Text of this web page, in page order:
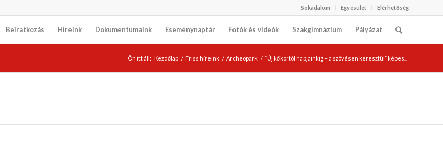
Sokadalom Egyesület Elérhetőség
Beiratkozás Híreink Dokumentumaink Eseménynaptár Fotók és videók Szakgimnázium Pályázat
Ön itt áll: Kezdőlap / Friss híreink / Archeopark / “Új kőkortól napjainkig – a szövésen keresztül” képes...